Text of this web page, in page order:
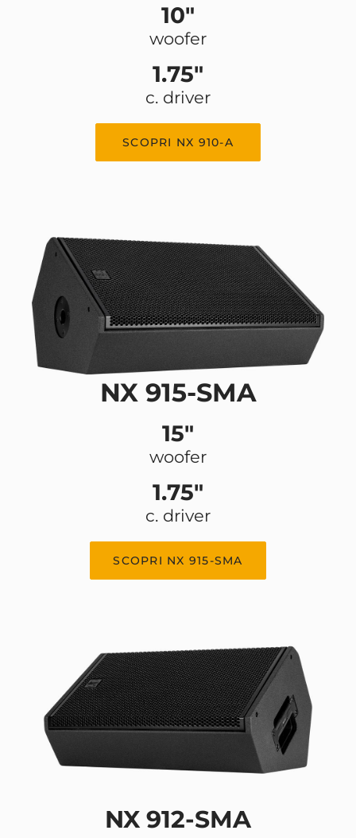
10"
woofer
1.75"
c. driver
SCOPRI NX 910-A
NX 915-SMA
15"
woofer
1.75"
c. driver
SCOPRI NX 915-SMA
NX 912-SMA